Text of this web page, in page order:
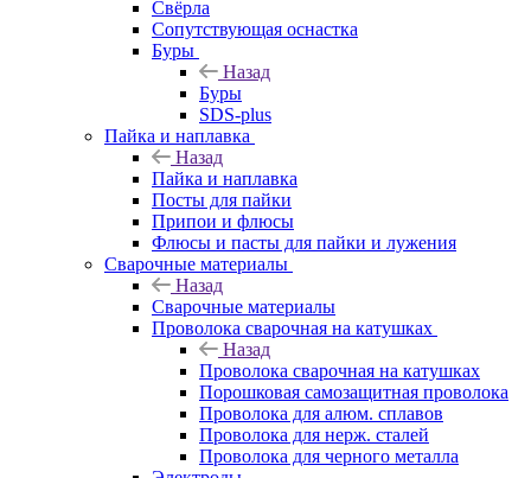
Свёрла
Сопутствующая оснастка
Буры
Назад
Буры
SDS-plus
Пайка и наплавка
Назад
Пайка и наплавка
Посты для пайки
Припои и флюсы
Флюсы и пасты для пайки и лужения
Сварочные материалы
Назад
Сварочные материалы
Проволока сварочная на катушках
Назад
Проволока сварочная на катушках
Порошковая самозащитная проволока
Проволока для алюм. сплавов
Проволока для нерж. сталей
Проволока для черного металла